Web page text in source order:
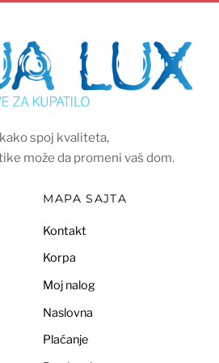
spoj kvaliteta,
može da promeni vaš dom.
MAPA SAJTA
Kontakt
Korpa
Moj nalog
Naslovna
Plaćanje